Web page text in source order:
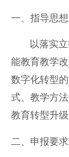
一、指导思想
以落实
能教育教学
数字化转型
式、教学方
教育转型升
二、申报要求